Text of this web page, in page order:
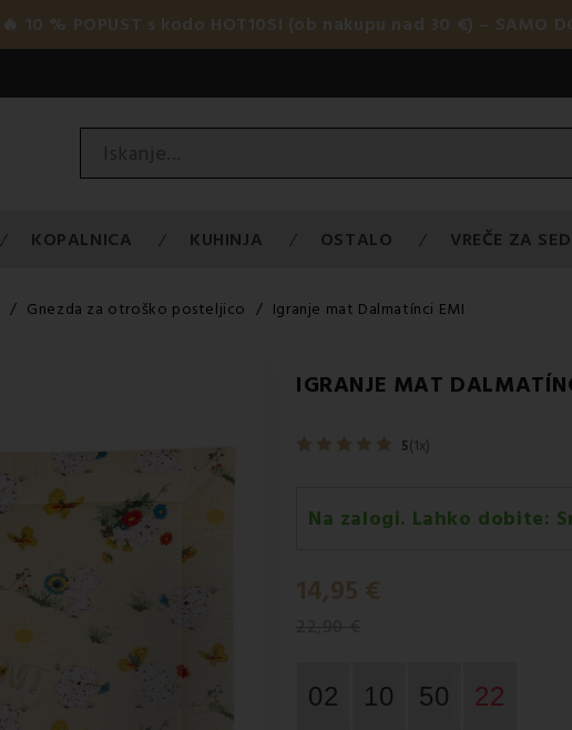
🔥 10 % POPUST s kodo HOT10SI (ob nakupu nad 30 €) – SAMO
KOPALNICA KUHINJA OSTALO VREČE ZA
Gnezda za otroško posteljico Igranje mat Dalmatínci EMI
IGRANJE MAT
5(1x)
Na zalogi. Lahko dobite:
14,95 €
02 10 50 21